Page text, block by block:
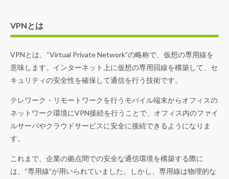
VPNとは
VPNとは、“Virtual Private Network”の略称で、仮想の専用線を
意味します。インターネット上に仮想の専用回線を構築して、セ
キュリティの安全性を確保して通信を行う技術です。
テレワーク・リモートワークを行うモバイル端末からオフィスの
ネットワーク環境にVPN接続を行うことで、オフィス内のファイ
ルサーバやクラウドサービスに安全に接続できるようになりま
す。
これまで、企業の拠点間での安全な通信環境を構築する際に
は、“専用線”が用いられていました。しかし、専用線は物理的な